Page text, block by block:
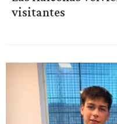
visitantes